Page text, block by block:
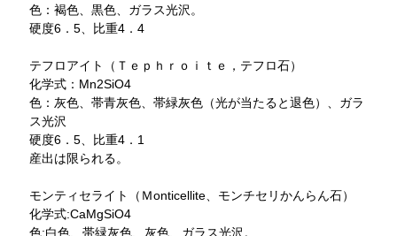
色：褐色、黒色、ガラス光沢。
硬度6．5、比重4．4
テフロアイト（Ｔｅｐｈｒｏｉｔｅ，テフロ石）
化学式：Mn2SiO4
色：灰色、帯青灰色、帯緑灰色（光が当たると退色）、ガラ
ス光沢
硬度6．5、比重4．1
産出は限られる。
モンティセライト（Ｍonticellite、モンチセリかんらん石）
化学式:CaMgSiO4
色:白色、帯緑灰色、灰色、ガラス光沢。